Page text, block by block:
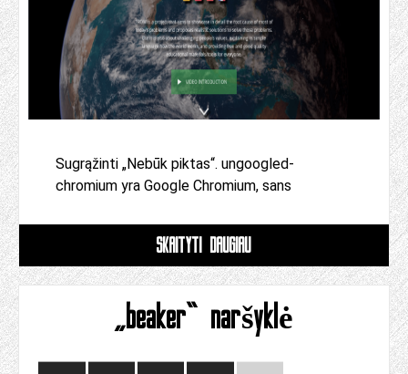
Sugrąžinti „Nebūk piktas“. ungoogled-
chromium yra Google Chromium, sans
SKAITYTI DAUGIAU
„beaker“ naršyklė